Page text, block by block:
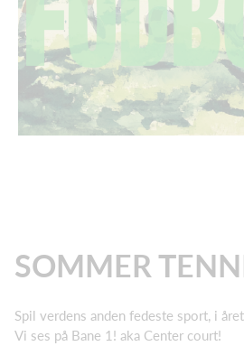
SOMMER
Spil verdens anden fedeste sport, i
Vi ses på Bane 1! aka Center court!